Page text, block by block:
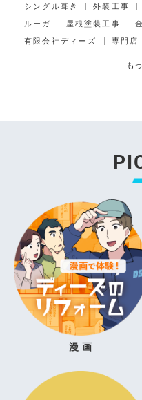
シングル葺き
外装工事
ルーガ
屋根塗装工事
有限会社ディーズ
専門店
も
漫 画